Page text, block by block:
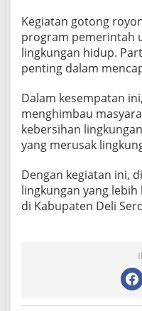
Kegiatan gotong
program pemerintah
lingkungan hidup.
penting dalam
Dalam kesempatan
menghimbau
kebersihan
yang merusak
Dengan kegiatan ini,
lingkungan yang
di Kabupaten Deli